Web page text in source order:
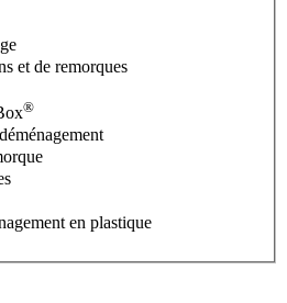
et de remorques
®
en plastique